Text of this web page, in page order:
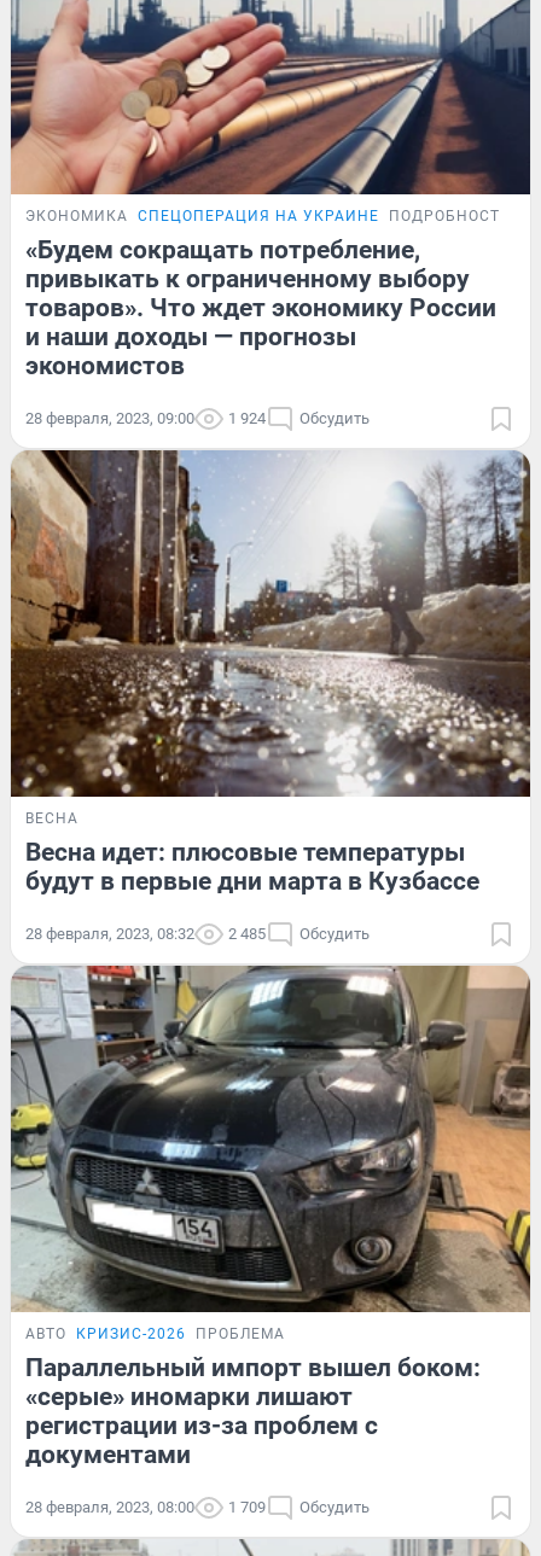
ЭКОНОМИКА СПЕЦОПЕРАЦИЯ НА УКРАИНЕ ПОДРОБНОСТИ
«Будем сокращать потребление,
привыкать к ограниченному выбору
товаров». Что ждет экономику России
и наши доходы — прогнозы
экономистов
28 февраля, 2023, 09:00 1 924 Обсудить
ВЕСНА
Весна идет: плюсовые температуры
будут в первые дни марта в Кузбассе
28 февраля, 2023, 08:32 2 485 Обсудить
АВТО КРИЗИС-2026 ПРОБЛЕМА
Параллельный импорт вышел боком:
«серые» иномарки лишают
регистрации из-за проблем с
документами
28 февраля, 2023, 08:00 1 709 Обсудить